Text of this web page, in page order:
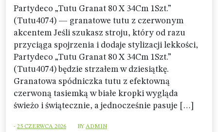
Partydeco „Tutu Granat 80 X 34Cm 1Szt.”
(Tutu4074) — granatowe tutu z czerwonym
akcentem Jeśli szukasz stroju, który od razu
przyciąga spojrzenia i dodaje stylizacji lekkości,
Partydeco „Tutu Granat 80 X 34Cm 1Szt.”
(Tutu4074) będzie strzałem w dziesiątkę.
Granatowa spódniczka tutu z efektowną
czerwoną tasiemką w białe kropki wygląda
świeżo i świątecznie, a jednocześnie pasuje […]
- 25 CZERWCA 2026 BY ADMIN